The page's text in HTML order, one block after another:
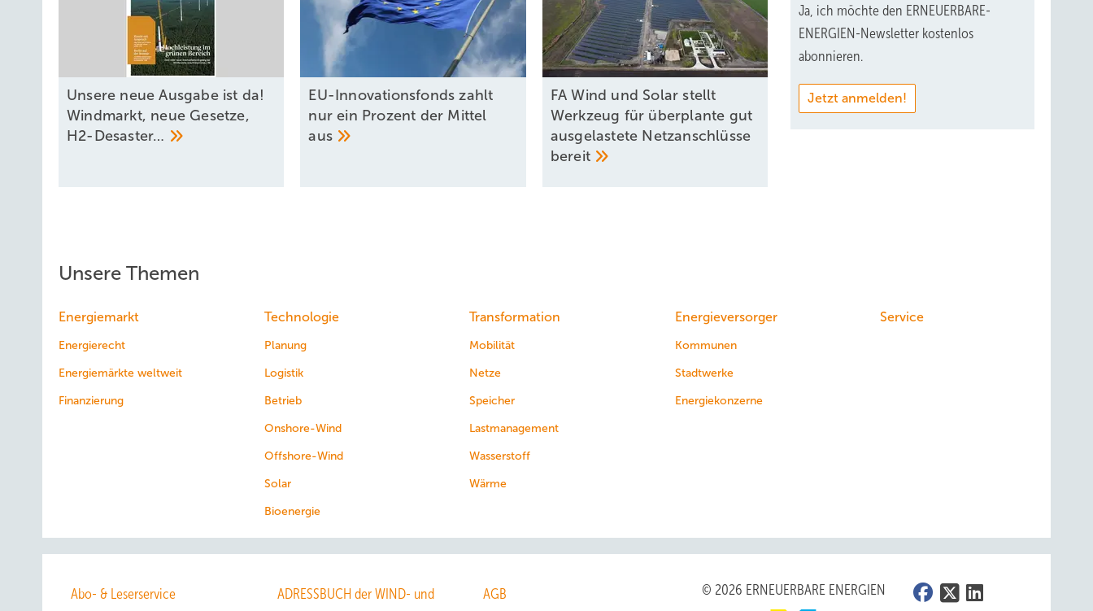
Unsere neue Ausgabe ist da!
Windmarkt, neue Gesetze,
H2-Desaster…
EU-Innovationsfonds zahlt
nur ein Prozent der Mittel
aus
FA Wind und Solar stellt
Werkzeug für überplante gut
ausgelastete Netzanschlüsse
bereit
Ja, ich möchte den ERNEUERBARE-
ENERGIEN-Newsletter kostenlos
abonnieren.
Jetzt anmelden!
Unsere Themen
Energiemarkt
Energierecht
Energiemärkte weltweit
Finanzierung
Technologie
Planung
Logistik
Betrieb
Onshore-Wind
Offshore-Wind
Solar
Bioenergie
Transformation
Mobilität
Netze
Speicher
Lastmanagement
Wasserstoff
Wärme
Energieversorger
Kommunen
Stadtwerke
Energiekonzerne
Service
Abo- & Leserservice
ADRESSBUCH der WIND- und
AGB © 2026 ERNEUERBARE ENERGIEN